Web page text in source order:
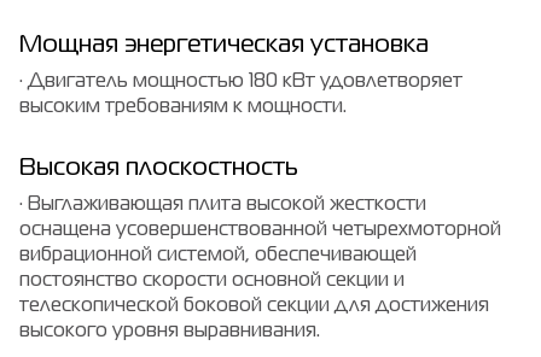
Мощная энергетическая установка
· Двигатель мощностью 180 кВт удовлетворяет
высоким требованиям к мощности.
Высокая плоскостность
· Выглаживающая плита высокой жесткости
оснащена усовершенствованной четырехмоторной
вибрационной системой, обеспечивающей
постоянство скорости основной секции и
телескопической боковой секции для достижения
высокого уровня выравнивания.